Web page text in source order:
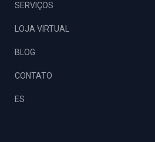
SERVIÇOS
LOJA VIRTUAL
BLOG
CONTATO
ES